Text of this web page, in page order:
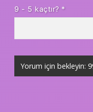
9 - 5 kaçtır? *